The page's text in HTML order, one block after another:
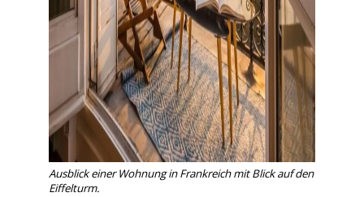
Ausblick einer Wohnung in Frankreich mit Blick auf den
Eiffelturm.